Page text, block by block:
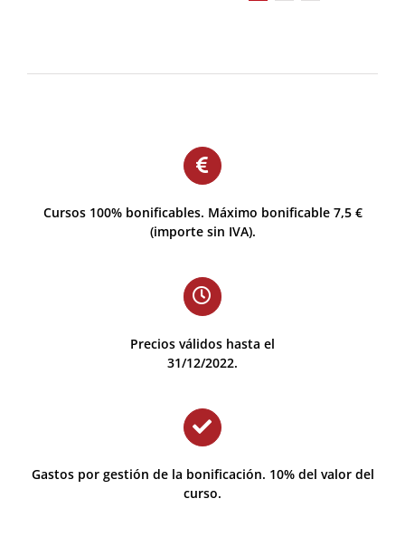
Cursos 100% bonificables. Máximo bonificable 7,5 €
(importe sin IVA).
Precios válidos hasta el
31/12/2022.
Gastos por gestión de la bonificación. 10% del valor del
curso.